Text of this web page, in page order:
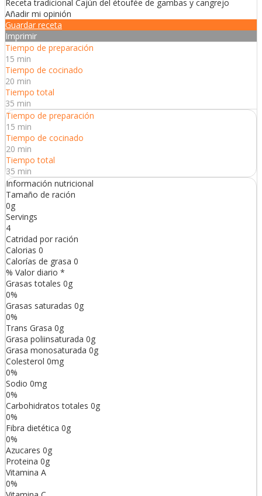
Receta tradicional Cajún del étoufée de gambas y cangrejo
Añadir mi opinión
Guardar receta
Imprimir
Tiempo de preparación
15 min
Tiempo de cocinado
20 min
Tiempo total
35 min
Tiempo de preparación
15 min
Tiempo de cocinado
20 min
Tiempo total
35 min
Información nutricional
Tamaño de ración
0g
Servings
4
Catridad por ración
Calorias 0
Calorías de grasa 0
% Valor diario *
Grasas totales 0g
0%
Grasas saturadas 0g
0%
Trans Grasa 0g
Grasa poliinsaturada 0g
Grasa monosaturada 0g
Colesterol 0mg
0%
Sodio 0mg
0%
Carbohidratos totales 0g
0%
Fibra dietética 0g
0%
Azucares 0g
Proteina 0g
Vitamina A
0%